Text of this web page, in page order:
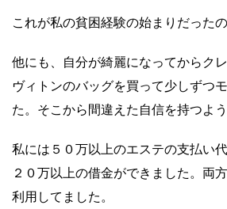
これが私の貧困経験の始まりだった
他にも、自分が綺麗になってからク
ヴィトンのバッグを買って少しずつ
た。そこから間違えた自信を持つよう
私には５０万以上のエステの支払い
２０万以上の借金ができました。両
利用してました。